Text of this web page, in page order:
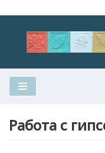
Перейти
Работа с